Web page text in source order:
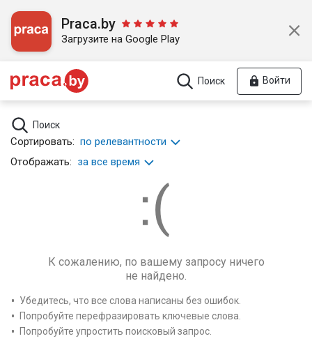
Praca.by
Загрузите на Google Play
Поиск Войти
Поиск
Сортировать: по релевантности
Отображать: за все время
К сожалению, по вашему запросу ничего
не найдено.
Убедитесь, что все слова написаны без ошибок.
Попробуйте перефразировать ключевые слова.
Попробуйте упростить поисковый запрос.